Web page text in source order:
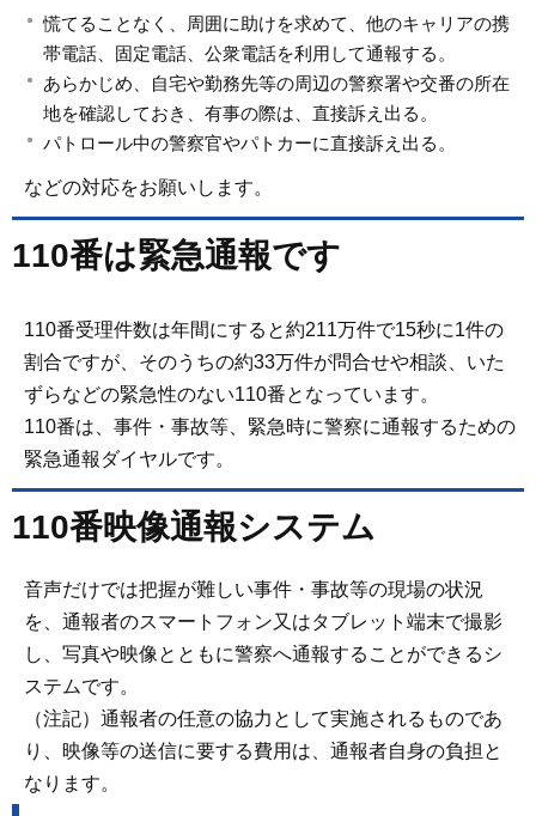
慌てることなく、周囲に助けを求めて、他のキャリアの携
帯電話、固定電話、公衆電話を利用して通報する。
あらかじめ、自宅や勤務先等の周辺の警察署や交番の所在
地を確認しておき、有事の際は、直接訴え出る。
パトロール中の警察官やパトカーに直接訴え出る。
などの対応をお願いします。
110番は緊急通報です
110番受理件数は年間にすると約211万件で15秒に1件の
割合ですが、そのうちの約33万件が問合せや相談、いた
ずらなどの緊急性のない110番となっています。
110番は、事件・事故等、緊急時に警察に通報するための
緊急通報ダイヤルです。
110番映像通報システム
音声だけでは把握が難しい事件・事故等の現場の状況
を、通報者のスマートフォン又はタブレット端末で撮影
し、写真や映像とともに警察へ通報することができるシ
ステムです。
（注記）通報者の任意の協力として実施されるものであ
り、映像等の送信に要する費用は、通報者自身の負担と
なります。